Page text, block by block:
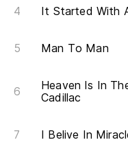
It Started With
Man To Man
Heaven Is In
Cadillac
I Belive In